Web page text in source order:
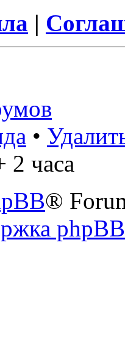
|
•
2 часа
®
phpBB